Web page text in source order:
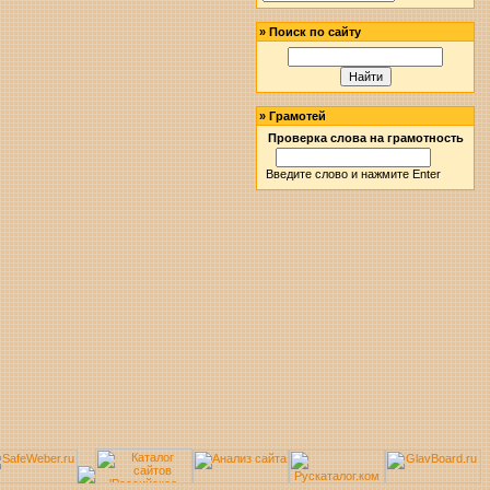
»Поиск по сайту
»Грамотей
Проверка слова на грамотность
Введите слово и нажмите Enter